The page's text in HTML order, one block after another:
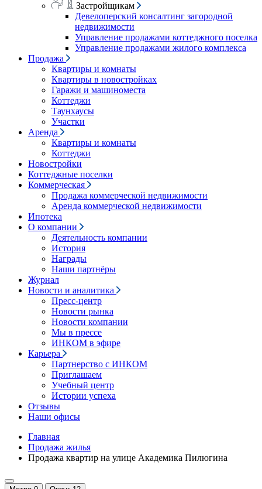
Застройщикам
Девелоперский консалтинг загородной
недвижимости
Управление продажами коттеджного поселка
Управление продажами жилого комплекса
Продажа
Квартиры и комнаты
Квартиры в новостройках
Гаражи и машиноместа
Коттеджи
Таунхаусы
Участки
Аренда
Квартиры и комнаты
Коттеджи
Новостройки
Коттеджные поселки
Коммерческая
Продажа коммерческой недвижимости
Аренда коммерческой недвижимости
Ипотека
О компании
Деятельность компании
История
Награды
Наши партнёры
Журнал
Новости и аналитика
Пресс-центр
Новости рынка
Новости компании
Мы в прессе
ИНКОМ в эфире
Карьера
Партнерство с ИНКОМ
Приглашаем
Учебный центр
Истории успеха
Отзывы
Наши офисы
Главная
Продажа жилья
Продажа квартир на улице Академика Пилюгина